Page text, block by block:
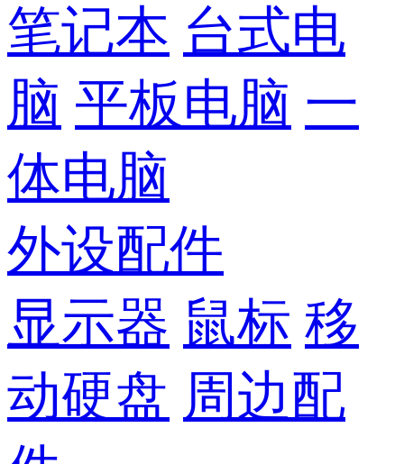
笔记本 台式电
脑 平板电脑 一
体电脑
外设配件
显示器 鼠标 移
动硬盘 周边配